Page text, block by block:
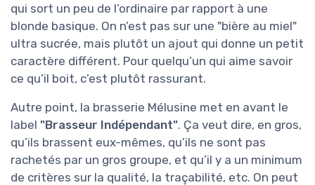
qui sort un peu de l’ordinaire par rapport à une
blonde basique. On n’est pas sur une "bière au miel"
ultra sucrée, mais plutôt un ajout qui donne un petit
caractère différent. Pour quelqu’un qui aime savoir
ce qu’il boit, c’est plutôt rassurant.
Autre point, la brasserie Mélusine met en avant le
label "Brasseur Indépendant". Ça veut dire, en gros,
qu’ils brassent eux-mêmes, qu’ils ne sont pas
rachetés par un gros groupe, et qu’il y a un minimum
de critères sur la qualité, la traçabilité, etc. On peut